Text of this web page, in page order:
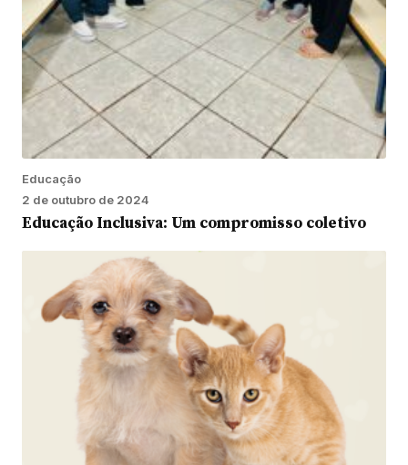
Educação
2 de outubro de 2024
Educação Inclusiva: Um compromisso coletivo